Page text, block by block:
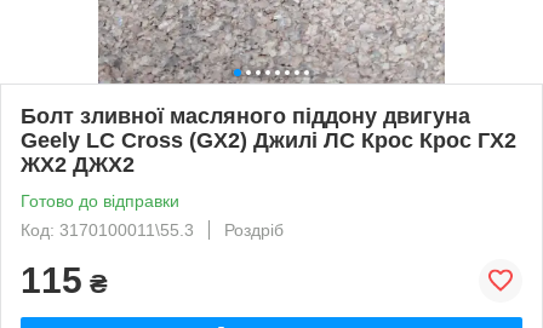
Болт зливної масляного піддону двигуна
Geely LC Cross (GX2) Джилі ЛС Крос Крос ГХ2
ЖХ2 ДЖХ2
Готово до відправки
Код: 3170100011\55.3
Роздріб
115 ₴